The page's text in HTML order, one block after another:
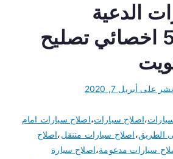
الدعية
50805535 اخصائي تصليح
نشر على أبريل 7, 2020
،اصلاح سيارات،اصلاح سيارات امام
الطريق،اصلاح سيارات متنقل،اصلاح
سيارات مدعومة،اصلاح سيارة